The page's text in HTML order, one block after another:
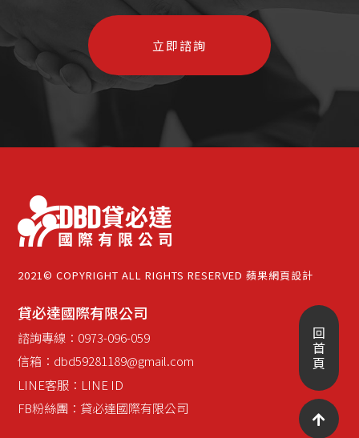
立即諮詢
2021© COPYRIGHT ALL RIGHTS RESERVED 蘋果網頁設計
貸必達國際有限公司
諮詢專線： 0973-096-059
信箱： dbd59281189@gmail.com
LINE客服： LINE ID
FB粉絲團： 貸必達國際有限公司
回
首
頁